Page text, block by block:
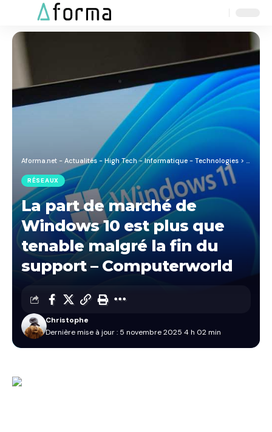
Aforma.net - Actualités - High Tech - Informatique - Technologies > Blog
RÉSEAUX
La part de marché de
Windows 10 est plus que
tenable malgré la fin du
support – Computerworld
Dernière mise à jour : 5 novembre 2025 4 h 02 min
Christophe